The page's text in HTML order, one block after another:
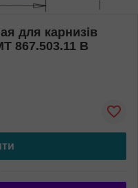
для карнизів
867.503.11 B